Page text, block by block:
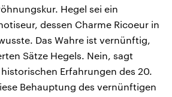
Hegel sei ein
dessen Charme Ricoeur in
Das Wahre ist vernünftig,
Sätze Hegels. Nein, sagt
Erfahrungen des 20.
Behauptung des vernünftigen